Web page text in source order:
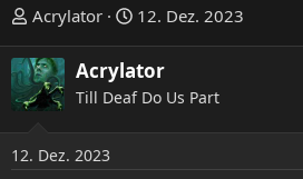
E
s
t
e
l
Acrylator
E
s
t
e
l
12. Dez. 2023
Acrylator
Till Deaf Do Us Part
12. Dez. 2023